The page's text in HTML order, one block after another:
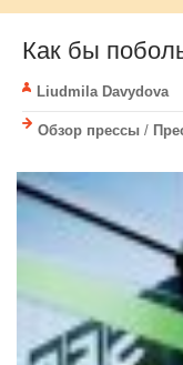
Как бы
Liudmila Davydova
Обзор прессы /